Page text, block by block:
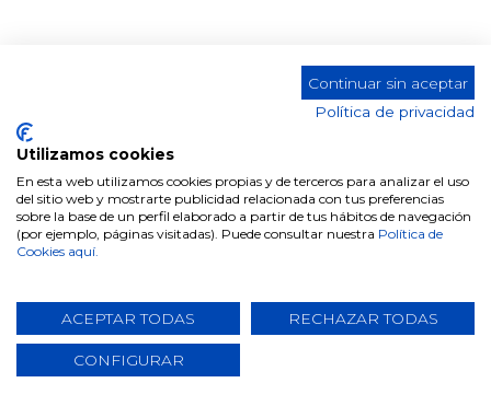
MESA COMEDOR DT-502 KINGA
Comparte este producto
Datos técnicos
Continuar sin aceptar
Política de privacidad
Utilizamos cookies
En esta web utilizamos cookies propias y de terceros para analizar el uso
del sitio web y mostrarte publicidad relacionada con tus preferencias
sobre la base de un perfil elaborado a partir de tus hábitos de navegación
(por ejemplo, páginas visitadas). Puede consultar nuestra Política de
Cookies aquí.
ACEPTAR TODAS RECHAZAR TODAS
CONFIGURAR